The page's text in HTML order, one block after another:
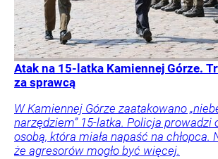
Atak na 15-latka Kamiennej Górze.
za sprawcą
W Kamiennej Górze zaatakowano
narzędziem” 15-latka. Policja prowadzi
osobą, która miała napaść na chłopca.
że agresorów mogło być więcej.